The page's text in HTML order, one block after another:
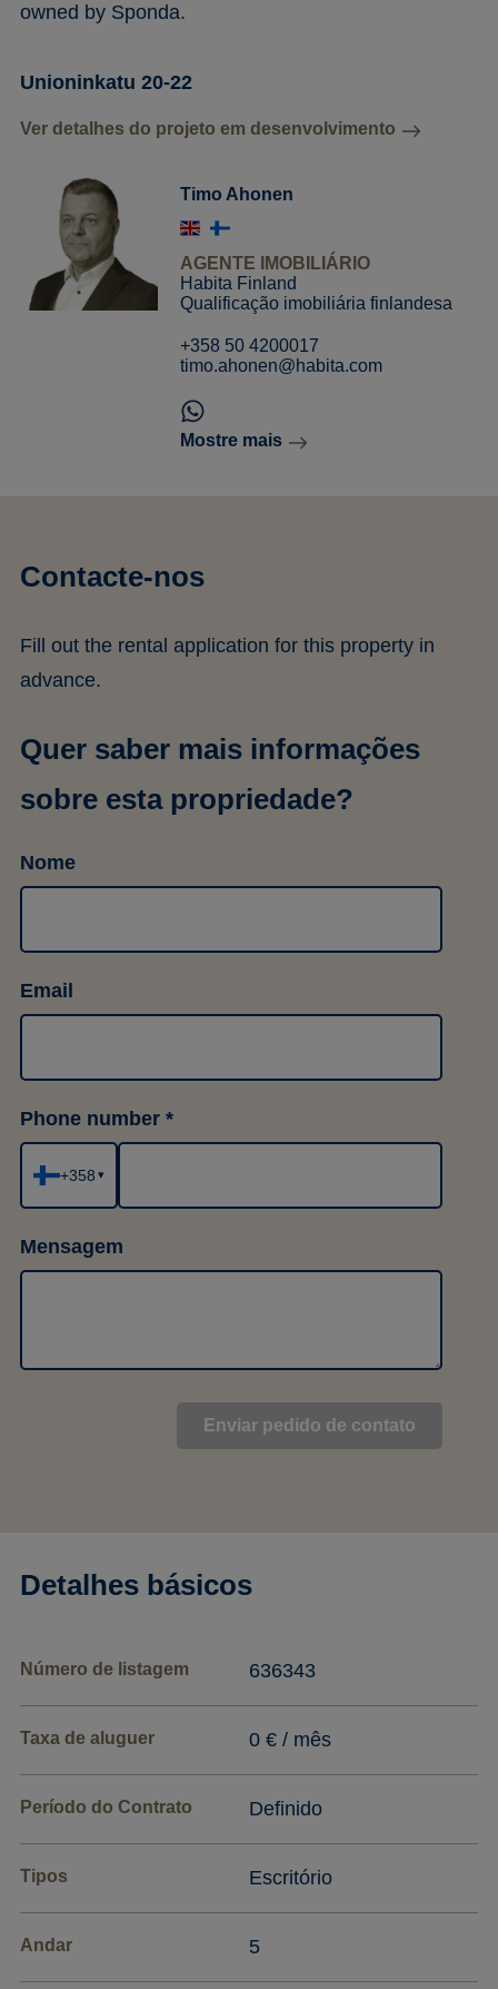
owned by Sponda.
Unioninkatu 20-22
Ver detalhes do projeto em desenvolvimento
Timo Ahonen
AGENTE IMOBILIÁRIO
Habita Finland
Qualificação imobiliária finlandesa
+358 50 4200017
timo.ahonen@habita.com
Mostre mais
Contacte-nos
Fill out the rental application for this property in
advance.
Quer saber mais informações
sobre esta propriedade?
Nome
Email
Phone number
+358 ▾
Mensagem
Detalhes básicos
Número de listagem 636343
Taxa de aluguer 0 € / mês
Período do Contrato Definido
Tipos Escritório
Andar 5